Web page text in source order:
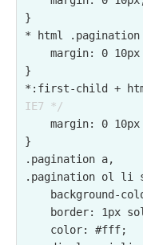
}
* html
}
*:first-child +
IE7 */
}
.pagination a,
.pagination ol li